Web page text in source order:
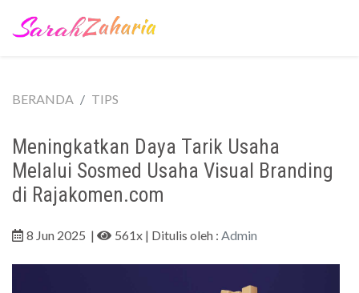
BERANDA TIPS
Meningkatkan Daya Tarik Usaha
Melalui Sosmed Usaha Visual Branding
di Rajakomen.com
8 Jun 2025 | 561x | Ditulis oleh : Admin